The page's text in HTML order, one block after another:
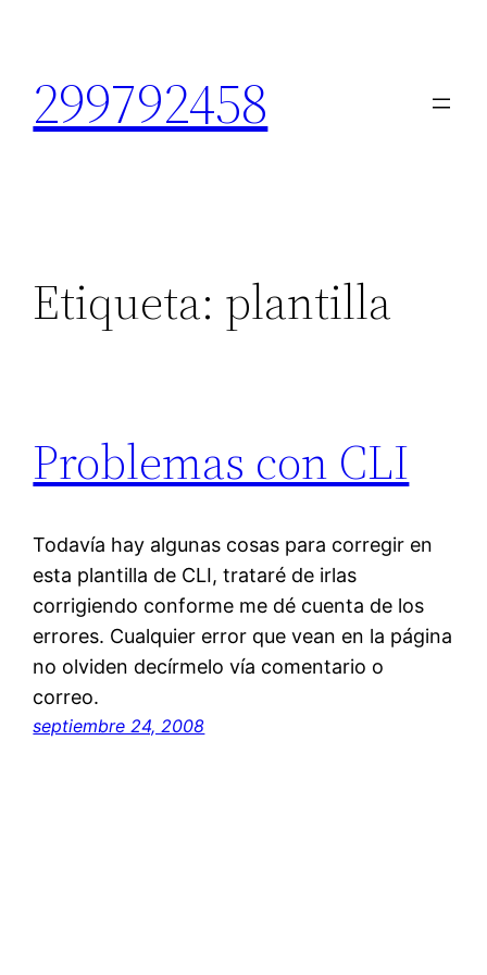
contenido
299792458
Etiqueta: plantilla
Problemas con CLI
Todavía hay algunas cosas para corregir en
esta plantilla de CLI, trataré de irlas
corrigiendo conforme me dé cuenta de los
errores. Cualquier error que vean en la página
no olviden decírmelo vía comentario o
correo.
septiembre 24, 2008